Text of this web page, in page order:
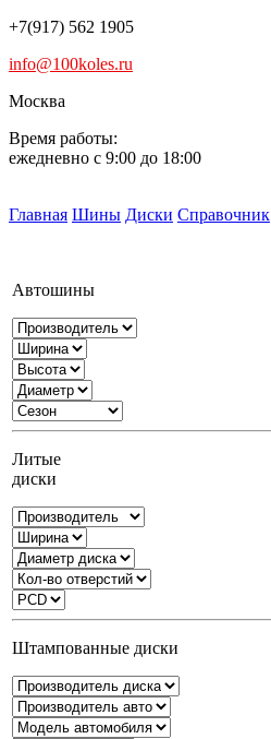
+7(917) 562 1905
info@100koles.ru
Москва
Время работы:
ежедневно с 9:00 до 18:00
Главная Шины Диски Справочник
Автошины
Литые
диски
Штампованные диски